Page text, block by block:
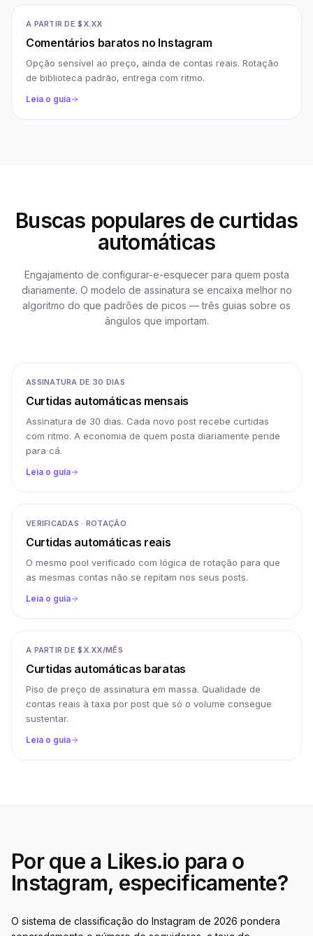
A PARTIR DE $X.XX
Comentários baratos no Instagram
Opção sensível ao preço, ainda de contas reais. Rotação
de biblioteca padrão, entrega com ritmo.
Leia o guia
Buscas populares de curtidas
automáticas
Engajamento de configurar-e-esquecer para quem posta
diariamente. O modelo de assinatura se encaixa melhor no
algoritmo do que padrões de picos — três guias sobre os
ângulos que importam.
ASSINATURA DE 30 DIAS
Curtidas automáticas mensais
Assinatura de 30 dias. Cada novo post recebe curtidas
com ritmo. A economia de quem posta diariamente pende
para cá.
Leia o guia
VERIFICADAS · ROTAÇÃO
Curtidas automáticas reais
O mesmo pool verificado com lógica de rotação para que
as mesmas contas não se repitam nos seus posts.
Leia o guia
A PARTIR DE $X.XX/MÊS
Curtidas automáticas baratas
Piso de preço de assinatura em massa. Qualidade de
contas reais à taxa por post que só o volume consegue
sustentar.
Leia o guia
Por que a Likes.io para o
Instagram, especificamente?
O sistema de classificação do Instagram de 2026 pondera